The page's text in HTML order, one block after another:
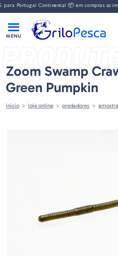
Portugal Continental 📦 em compras acima
Zoom Swamp
Green Pumpkin
início loja online predadores